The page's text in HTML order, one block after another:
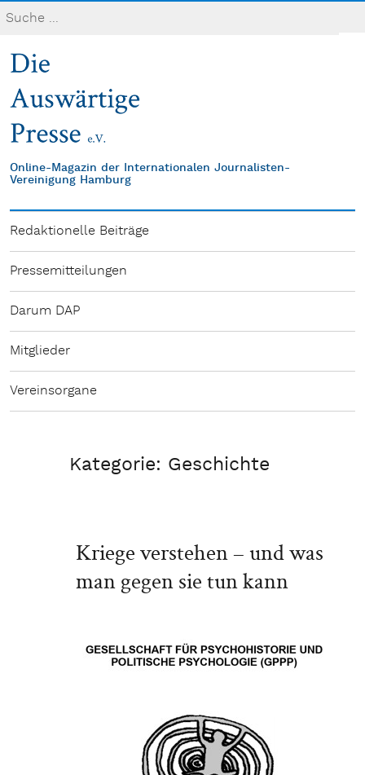
Online-Magazin der Internationalen Journalisten-
Vereinigung Hamburg
Redaktionelle Beiträge
Pressemitteilungen
Darum DAP
Mitglieder
Vereinsorgane
Kategorie: Geschichte
Kriege verstehen – und was
man gegen sie tun kann